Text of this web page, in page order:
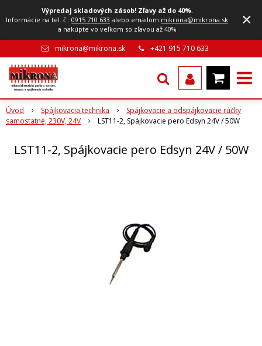
Výpredaj skladových zásob! Zľavy až do 40%.
Informácie na tel. č.:0915 710 633 alebo emailom mikrona@mikrona.sk
a nakúpte vo veľkom so zľavou až 40%
×
mikrona@mikrona.sk +421 915 710 633
Úvod Spájkovacia technika
Spájkovacie a odspájkovacie rúčky
samostatné, 230V, 24V
LST11-2, Spájkovacie pero Edsyn 24V / 50W
LST11-2, Spájkovacie pero Edsyn 24V / 50W